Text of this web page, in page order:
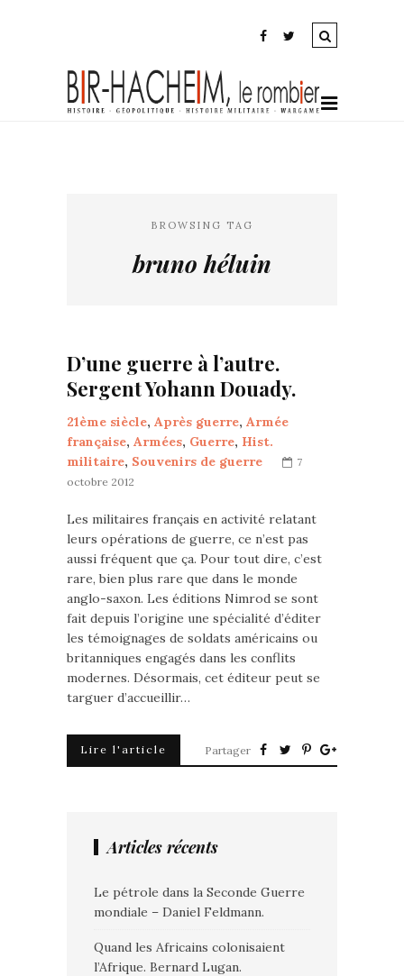
BROWSING TAG
bruno héluin
D’une guerre à l’autre.
Sergent Yohann Douady.
21ème siècle, Après guerre, Armée
française, Armées, Guerre, Hist.
militaire, Souvenirs de guerre
7
octobre 2012
Les militaires français en activité relatant
leurs opérations de guerre, ce n’est pas
aussi fréquent que ça. Pour tout dire, c’est
rare, bien plus rare que dans le monde
anglo-saxon. Les éditions Nimrod se sont
fait depuis l’origine une spécialité d’éditer
les témoignages de soldats américains ou
britanniques engagés dans les conflits
modernes. Désormais, cet éditeur peut se
targuer d’accueillir…
Lire l'article Partager
Articles récents
Le pétrole dans la Seconde Guerre
mondiale – Daniel Feldmann.
Quand les Africains colonisaient
l’Afrique. Bernard Lugan.